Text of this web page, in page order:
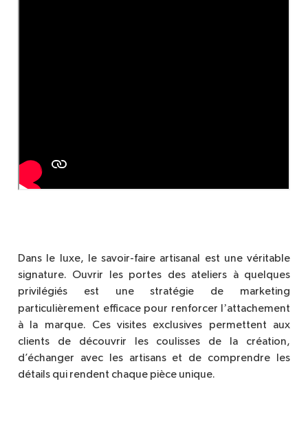
Dans le luxe, le savoir-faire artisanal est une véritable
signature. Ouvrir les portes des ateliers à quelques
privilégiés est une stratégie de marketing
particulièrement efficace pour renforcer l ’attachement
à la marque. Ces visites exclusives permettent aux
clients de découvrir les coulisses de la création,
d’échanger avec les artisans et de comprendre les
détails qui rendent chaque pièce unique.